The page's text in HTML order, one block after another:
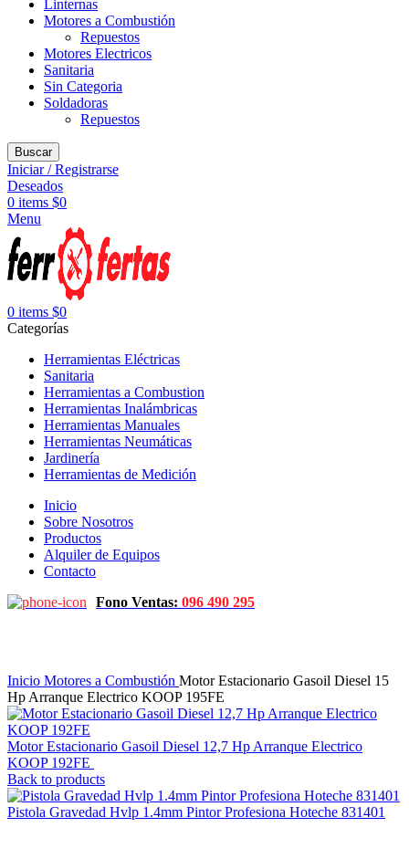
Linternas
Motores a Combustión
Repuestos
Motores Electricos
Sanitaria
Sin Categoria
Soldadoras
Repuestos
Buscar
Iniciar / Registrarse
Deseados
0 items $0
Menu
0 items $0
Categorías
Herramientas Eléctricas
Sanitaria
Herramientas a Combustion
Herramientas Inalámbricas
Herramientas Manuales
Herramientas Neumáticas
Jardinería
Herramientas de Medición
Inicio
Sobre Nosotros
Productos
Alquiler de Equipos
Contacto
Fono Ventas: 096 490 295
Inicio Motores a Combustión Motor Estacionario Gasoil Diesel 15
Hp Arranque Electrico KOOP 195FE
Motor Estacionario Gasoil Diesel 12,7 Hp Arranque Electrico
KOOP 192FE
Back to products
Pistola Gravedad Hvlp 1.4mm Pintor Profesiona Hoteche 831401